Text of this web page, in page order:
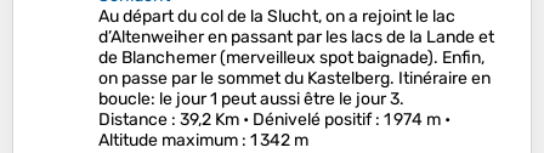
Au départ du col de la Slucht, on a rejoint le lac
d’Altenweiher en passant par les lacs de la Lande et
de Blanchemer (merveilleux spot baignade). Enfin,
on passe par le sommet du Kastelberg. Itinéraire en
boucle: le jour 1 peut aussi être le jour 3.
Distance : 39,2 Km • Dénivelé positif: 1 974 m •
Altitude maximum : 1 342 m